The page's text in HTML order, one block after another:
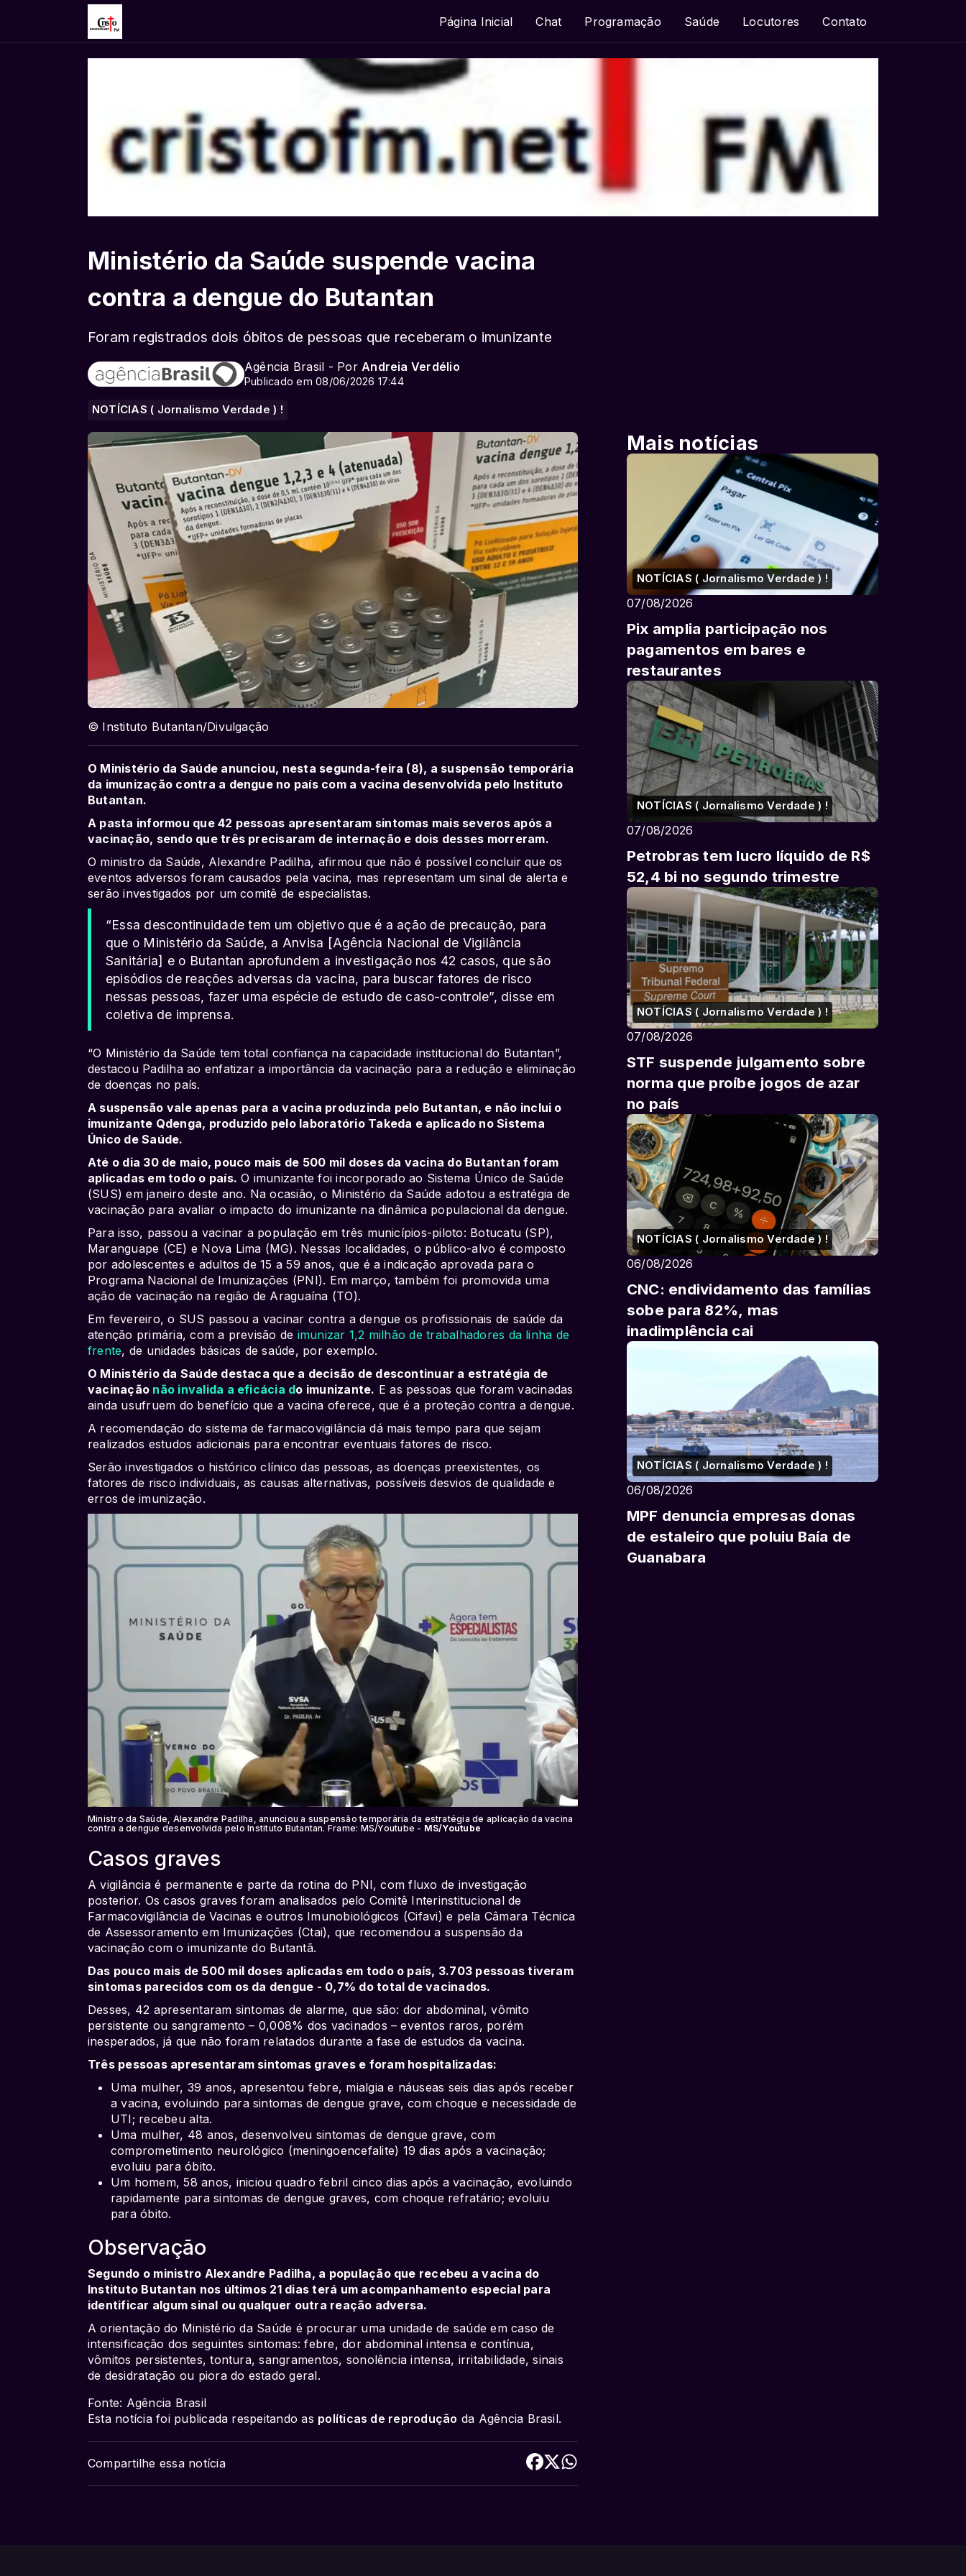
Página Inicial Chat Programação Saúde Locutores Contato
Ministério da Saúde suspende vacina
contra a dengue do Butantan
Foram registrados dois óbitos de pessoas que receberam o imunizante
Agência Brasil - PorAndreia Verdélio
Publicado em 08/06/2026 17:44
NOTÍCIAS ( Jornalismo Verdade ) !
© Instituto Butantan/Divulgação
O Ministério da Saúde anunciou, nesta segunda-feira (8), a suspensão temporária
da imunização contra a dengue no país com a vacina desenvolvida pelo Instituto
Butantan.
A pasta informou que 42 pessoas apresentaram sintomas mais severos após a
vacinação, sendo que três precisaram de internação e dois desses morreram.
O ministro da Saúde, Alexandre Padilha, afirmou que não é possível concluir que os
eventos adversos foram causados pela vacina, mas representam um sinal de alerta e
serão investigados por um comitê de especialistas.
“Essa descontinuidade tem um objetivo que é a ação de precaução, para
que o Ministério da Saúde, a Anvisa [Agência Nacional de Vigilância
Sanitária] e o Butantan aprofundem a investigação nos 42 casos, que são
episódios de reações adversas da vacina, para buscar fatores de risco
nessas pessoas, fazer uma espécie de estudo de caso-controle”, disse em
coletiva de imprensa.
“O Ministério da Saúde tem total confiança na capacidade institucional do Butantan”,
destacou Padilha ao enfatizar a importância da vacinação para a redução e eliminação
de doenças no país.
A suspensão vale apenas para a vacina produzinda pelo Butantan, e não inclui o
imunizante Qdenga, produzido pelo laboratório Takeda e aplicado no Sistema
Único de Saúde.
Até o dia 30 de maio, pouco mais de 500 mil doses da vacina do Butantan foram
aplicadas em todo o país. O imunizante foi incorporado ao Sistema Único de Saúde
(SUS) em janeiro deste ano. Na ocasião, o Ministério da Saúde adotou a estratégia de
vacinação para avaliar o impacto do imunizante na dinâmica populacional da dengue.
Para isso, passou a vacinar a população em três municípios-piloto: Botucatu (SP),
Maranguape (CE) e Nova Lima (MG). Nessas localidades, o público-alvo é composto
por adolescentes e adultos de 15 a 59 anos, que é a indicação aprovada para o
Programa Nacional de Imunizações (PNI). Em março, também foi promovida uma
ação de vacinação na região de Araguaína (TO).
Em fevereiro, o SUS passou a vacinar contra a dengue os profissionais de saúde da
atenção primária, com a previsão de imunizar 1,2 milhão de trabalhadores da linha de
frente, de unidades básicas de saúde, por exemplo.
O Ministério da Saúde destaca que a decisão de descontinuar a estratégia de
vacinação não invalida a eficácia do imunizante. E as pessoas que foram vacinadas
ainda usufruem do benefício que a vacina oferece, que é a proteção contra a dengue.
A recomendação do sistema de farmacovigilância dá mais tempo para que sejam
realizados estudos adicionais para encontrar eventuais fatores de risco.
Serão investigados o histórico clínico das pessoas, as doenças preexistentes, os
fatores de risco individuais, as causas alternativas, possíveis desvios de qualidade e
erros de imunização.
Ministro da Saúde, Alexandre Padilha, anunciou a suspensão temporária da estratégia de aplicação da vacina
contra a dengue desenvolvida pelo Instituto Butantan. Frame: MS/Youtube - MS/Youtube
Casos graves
A vigilância é permanente e parte da rotina do PNI, com fluxo de investigação
posterior. Os casos graves foram analisados pelo Comitê Interinstitucional de
Farmacovigilância de Vacinas e outros Imunobiológicos (Cifavi) e pela Câmara Técnica
de Assessoramento em Imunizações (Ctai), que recomendou a suspensão da
vacinação com o imunizante do Butantã.
Das pouco mais de 500 mil doses aplicadas em todo o país, 3.703 pessoas tiveram
sintomas parecidos com os da dengue - 0,7% do total de vacinados.
Desses, 42 apresentaram sintomas de alarme, que são: dor abdominal, vômito
persistente ou sangramento – 0,008% dos vacinados – eventos raros, porém
inesperados, já que não foram relatados durante a fase de estudos da vacina.
Três pessoas apresentaram sintomas graves e foram hospitalizadas:
Uma mulher, 39 anos, apresentou febre, mialgia e náuseas seis dias após receber
a vacina, evoluindo para sintomas de dengue grave, com choque e necessidade de
UTI; recebeu alta.
Uma mulher, 48 anos, desenvolveu sintomas de dengue grave, com
comprometimento neurológico (meningoencefalite) 19 dias após a vacinação;
evoluiu para óbito.
Um homem, 58 anos, iniciou quadro febril cinco dias após a vacinação, evoluindo
rapidamente para sintomas de dengue graves, com choque refratário; evoluiu
para óbito.
Observação
Segundo o ministro Alexandre Padilha, a população que recebeu a vacina do
Instituto Butantan nos últimos 21 dias terá um acompanhamento especial para
identificar algum sinal ou qualquer outra reação adversa.
A orientação do Ministério da Saúde é procurar uma unidade de saúde em caso de
intensificação dos seguintes sintomas: febre, dor abdominal intensa e contínua,
vômitos persistentes, tontura, sangramentos, sonolência intensa, irritabilidade, sinais
de desidratação ou piora do estado geral.
Fonte: Agência Brasil
Esta notícia foi publicada respeitando as políticas de reprodução da Agência Brasil.
Compartilhe essa notícia
Mais notícias
NOTÍCIAS ( Jornalismo Verdade ) !
07/08/2026
Pix amplia participação nos
pagamentos em bares e
restaurantes
NOTÍCIAS ( Jornalismo Verdade ) !
07/08/2026
Petrobras tem lucro líquido de R$
52,4 bi no segundo trimestre
NOTÍCIAS ( Jornalismo Verdade ) !
07/08/2026
STF suspende julgamento sobre
norma que proíbe jogos de azar
no país
NOTÍCIAS ( Jornalismo Verdade ) !
06/08/2026
CNC: endividamento das famílias
sobe para 82%, mas
inadimplência cai
NOTÍCIAS ( Jornalismo Verdade ) !
06/08/2026
MPF denuncia empresas donas
de estaleiro que poluiu Baía de
Guanabara